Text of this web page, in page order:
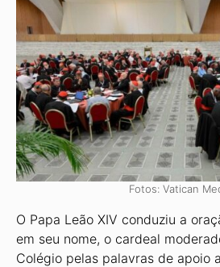
Fotos: Vatican
O Papa Leão XIV conduziu a
em seu nome, o cardeal
Colégio pelas palavras de apoio